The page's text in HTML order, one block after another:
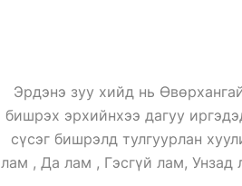
Эрдэнэ зуу хийд нь
бишрэх эрхийнхээ дагуу
сүсэг бишрэлд тулгуурлан
лам , Да лам , Гэсгүй лам,